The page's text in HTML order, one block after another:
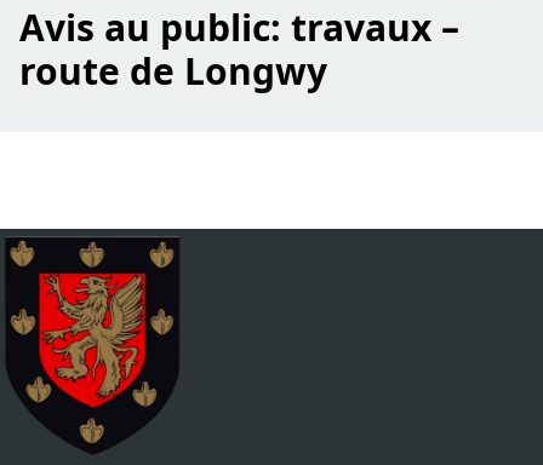
Avis au public: travaux –
route de Longwy